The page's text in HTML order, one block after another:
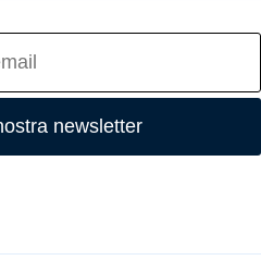
newsletter